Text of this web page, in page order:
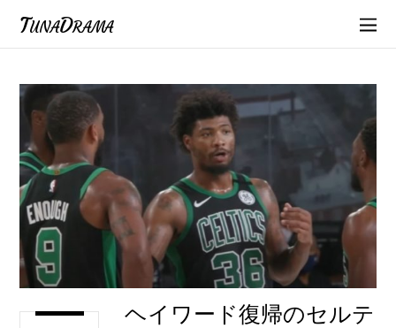
TunaDrama
ヘイワード復帰のセルテ